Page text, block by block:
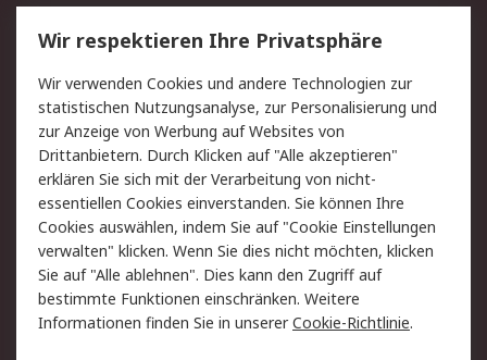
Service
Value Added Services
Lieferlösungen
Rücksendung/Entsorgung Kontakt
Hilfe
Rechtliches
RS Verkaufs- und
Lieferbedingungen
Datenschutz
Cookie-Richtlinie
Zahlungsbedingungen
Impressum
Webseite Konditionen
Wir respektieren Ihre Privatsphäre
Wir verwenden Cookies und andere Technologien zur
statistischen Nutzungsanalyse, zur Personalisierung und
zur Anzeige von Werbung auf Websites von
Drittanbietern. Durch Klicken auf "Alle akzeptieren"
erklären Sie sich mit der Verarbeitung von nicht-
essentiellen Cookies einverstanden. Sie können Ihre
Cookies auswählen, indem Sie auf "Cookie Einstellungen
verwalten" klicken. Wenn Sie dies nicht möchten, klicken
Sie auf "Alle ablehnen". Dies kann den Zugriff auf
bestimmte Funktionen einschränken. Weitere
Informationen finden Sie in unsererCookie-Richtlinie.